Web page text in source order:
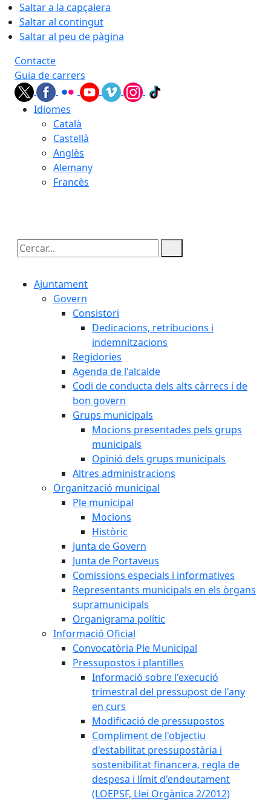
Saltar a la capçalera
Saltar al contingut
Saltar al peu de pàgina
Contacte
Guia de carrers
Idiomes
Català
Castellà
Anglès
Alemany
Francès
Cercar:
Ajuntament
Govern
Consistori
Dedicacions, retribucions i
indemnitzacions
Regidories
Agenda de l'alcalde
Codi de conducta dels alts càrrecs i de
bon govern
Grups municipals
Mocions presentades pels grups
municipals
Opinió dels grups municipals
Altres administracions
Organització municipal
Ple municipal
Mocions
Històric
Junta de Govern
Junta de Portaveus
Comissions especials i informatives
Representants municipals en els òrgans
supramunicipals
Organigrama polític
Informació Oficial
Convocatòria Ple Municipal
Pressupostos i plantilles
Informació sobre l'execució
trimestral del pressupost de l'any
en curs
Modificació de pressupostos
Compliment de l'objectiu
d'estabilitat pressupostària i
sostenibilitat financera, regla de
despesa i límit d'endeutament
(LOEPSF, Llei Orgànica 2/2012)